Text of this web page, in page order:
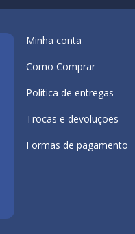
Minha conta
Como Comprar
Política de entregas
Trocas e devoluções
Formas de pagamento